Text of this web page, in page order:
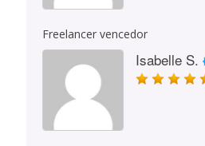
Freelancer vencedor
Isabelle S.